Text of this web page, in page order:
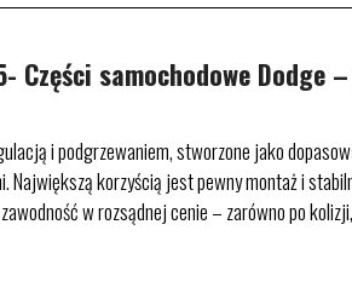
Części samochodowe Dodge
i podgrzewaniem, stworzone jako
korzyścią jest pewny montaż i
w rozsądnej cenie – zarówno po